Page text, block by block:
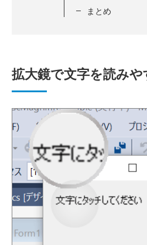
まとめ
拡大鏡で文字を読み